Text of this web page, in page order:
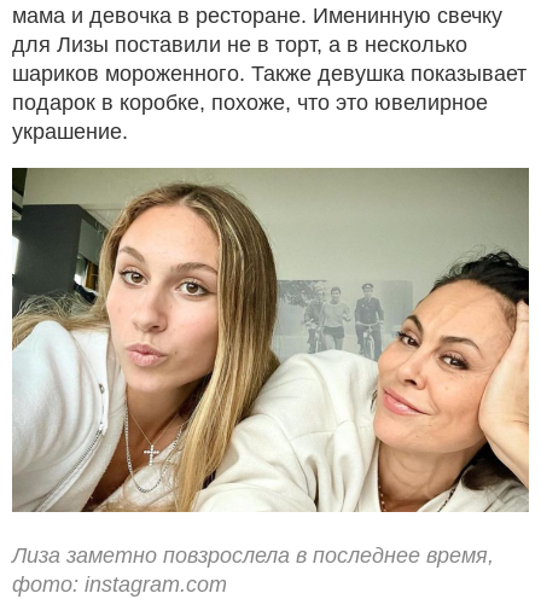
мама и девочка в ресторане. Именинную свечку
для Лизы поставили не в торт, а в несколько
шариков мороженного. Также девушка показывает
подарок в коробке, похоже, что это ювелирное
украшение.
Лиза заметно повзрослела в последнее время,
фото: instagram.com